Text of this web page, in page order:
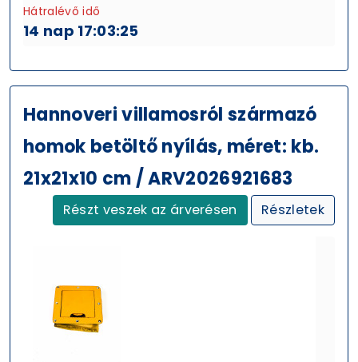
Hátralévő idő
14 nap 17:03:25
Hannoveri villamosról származó
homok betöltő nyílás, méret: kb.
21x21x10 cm / ARV2026921683
Részt veszek az árverésen Részletek